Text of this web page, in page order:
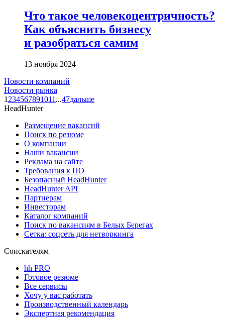
Что такое человеко­центричность?
Как объяснить бизнесу
и разобраться самим
13 ноября 2024
Новости компаний
Новости рынка
1 234567891011 ...47дальше
HeadHunter
Размещение вакансий
Поиск по резюме
О компании
Наши вакансии
Реклама на сайте
Требования к ПО
Безопасный HeadHunter
HeadHunter API
Партнерам
Инвесторам
Каталог компаний
Поиск по вакансиям в Белых Берегах
Сетка: соцсеть для нетворкинга
Соискателям
hh PRO
Готовое резюме
Все сервисы
Хочу у вас работать
Производственный календарь
Экспертная рекомендация